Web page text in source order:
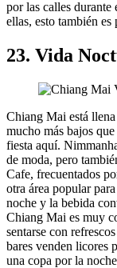
por las calles durante
ellas, esto también
23. Vida
Chiang Mai está
mucho más bajos
fiesta aquí.
de moda, pero
Cafe, frecuentados
otra área popular
noche y la bebida
Chiang Mai es muy
sentarse con
bares venden licores
una copa por la